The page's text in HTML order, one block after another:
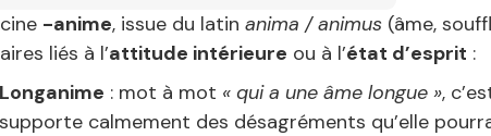
-anime, issue du latin anima / animus (âme,
liés à l’attitude intérieure ou à l’état d’esprit :
Longanime : mot à mot « qui a une âme longue »,
supporte calmement des désagréments qu’elle